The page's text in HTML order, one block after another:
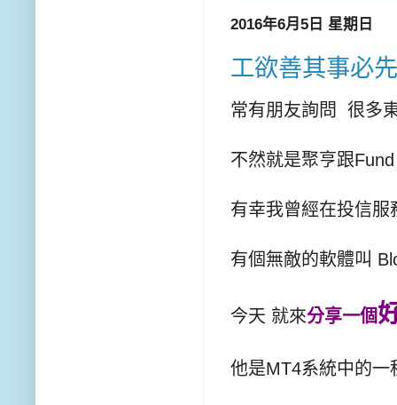
2016年6月5日 星期日
工欲善其事必
常有朋友詢問 很多
不然就是聚亨跟
有幸我曾經在投信服
有個無敵的軟體叫
今天 就來分享一個
他是MT4系統中的一